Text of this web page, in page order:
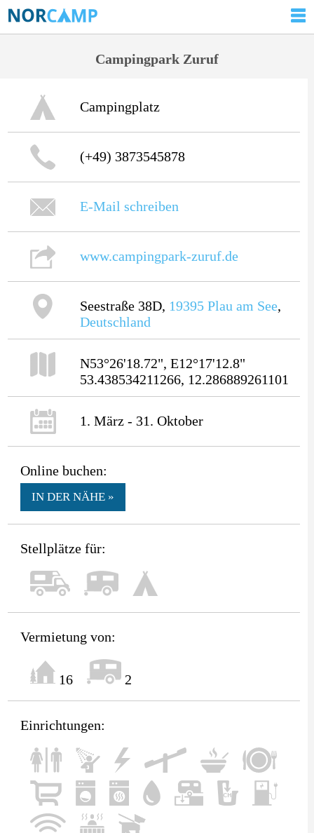
Campingpark Zuruf
Campingplatz
(+49) 3873545878
E-Mail schreiben
www.campingpark-zuruf.de
Seestraße 38D, 19395 Plau am See,
Deutschland
N53°26'18.72", E12°17'12.8"
53.438534211266, 12.286889261101
1. März - 31. Oktober
Online buchen:
IN DER NÄHE »
Stellplätze für:
Vermietung von:
16 2
Einrichtungen: